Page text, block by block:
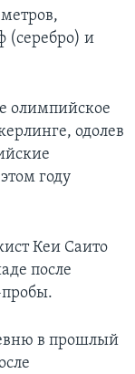
(серебро) и
олимпийское
одолев
году
Кеи Саито
после
в прошлый